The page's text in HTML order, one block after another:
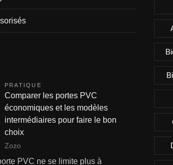
PRATIQUE
Comparer les portes PVC
économiques et les modèles
intermédiaires pour faire le bon
choix
Zozo
PVC ne se limite plus à